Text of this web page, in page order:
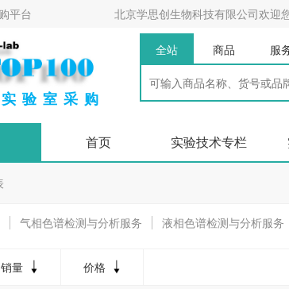
平台 北京学思创生物科技有限公司欢迎
验室采购
全站 商品 服
首页 实验技术专栏
气相色谱检测与分析服务 液相色谱检测与分析服务
原子吸收光谱分析
销量 价格